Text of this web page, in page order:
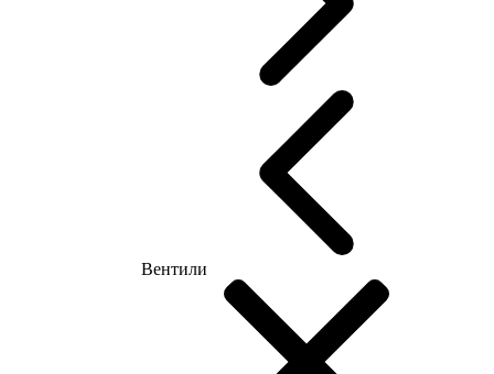
Вентили